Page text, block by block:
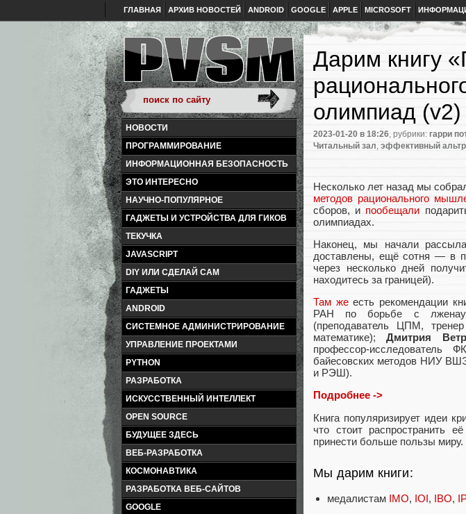
ГЛАВНАЯ АРХИВ НОВОСТЕЙ ANDROID GOOGLE APPLE MICROSOFT
НОВОСТИ
ПРОГРАММИРОВАНИЕ
ИНФОРМАЦИОННАЯ БЕЗОПАСНОСТЬ
ЭТО ИНТЕРЕСНО
НАУЧНО-ПОПУЛЯРНОЕ
ГАДЖЕТЫ И УСТРОЙСТВА ДЛЯ ГИКОВ
ТЕКУЧКА
JAVASCRIPT
DIY ИЛИ СДЕЛАЙ САМ
ГАДЖЕТЫ
ANDROID
СИСТЕМНОЕ АДМИНИСТРИРОВАНИЕ
УПРАВЛЕНИЕ ПРОЕКТАМИ
PYTHON
РАЗРАБОТКА
ИСКУССТВЕННЫЙ ИНТЕЛЛЕКТ
OPEN SOURCE
БУДУЩЕЕ ЗДЕСЬ
ВЕБ-РАЗРАБОТКА
КОСМОНАВТИКА
РАЗРАБОТКА ВЕБ-САЙТОВ
GOOGLE
Дарим книгу
олимпиад (v2)
2023-01-20 в 18:26, рубрики: гарри
Читальный зал, эффективный
Несколько лет назад мы
методов рационального
сборов, и пообещали
олимпиадах.
Наконец, мы начали
доставлены, ещё сотня — в
через несколько дней
находитесь за границей).
Там жеесть рекомендации
РАН по борьбе с
(преподаватель ЦПМ,
математике);Дмитрия
профессор-
байесовских методов НИУ
и РЭШ).
Подробнее ->
Книга популяризирует идеи
что стоит распространить
принести больше пользы миру.
Мы дарим книги:
медалистам IMO, IOI, IBO,